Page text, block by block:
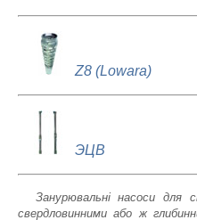
Z8 (Lowara)
ЭЦВ
Занурювальні насоси для
свердловинними або ж